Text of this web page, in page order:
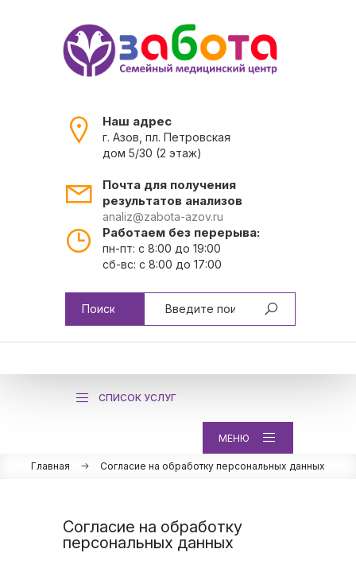
Наш адрес
г. Азов, пл. Петровская
дом 5/30 (2 этаж)
Почта для получения
результатов анализов
analiz@zabota-azov.ru
Работаем без перерыва:
пн-пт: с 8:00 до 19:00
сб-вс: с 8:00 до 17:00
СПИСОК УСЛУГ
МЕНЮ
Главная Согласие на обработку персональных данных
Согласие на обработку
персональных данных